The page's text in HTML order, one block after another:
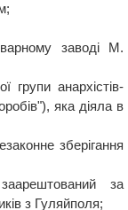
заводі М.
анархістів-
яка діяла в
зберігання
за
з Гуляйполя;